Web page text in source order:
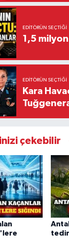
EDITÖRÜN SEÇTIĞI
1,5
EDITÖRÜN SEÇTIĞI
Kara
çekebilir